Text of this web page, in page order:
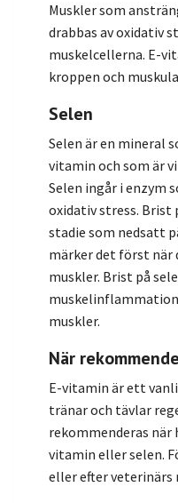
Muskler som
drabbas av oxidativ
muskelcellerna. E-
kroppen och
Selen
Selen är en mineral
vitamin och som är
Selen ingår i enzym
oxidativ stress.
stadie som nedsatt
märker det först när
muskler. Brist på
muskler.
När
E-vitamin är ett
tränar och tävlar
rekommenderas när
vitamin eller selen.
eller efter veterinärs